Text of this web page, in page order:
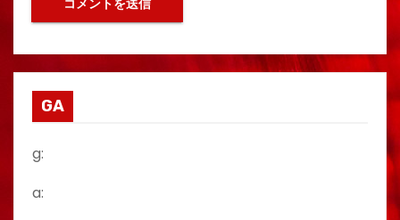
GA
g:
a: